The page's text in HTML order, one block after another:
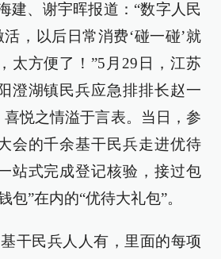
建、谢宇晖报道：“数字人民
活，以后日常消费‘碰一碰’就
太方便了！”5月29日，江苏
澄湖镇民兵应急排排长赵一
喜悦之情溢于言表。当日，参
会的千余基干民兵走进优待
站式完成登记核验，接过包
包”在内的“优待大礼包”。
干民兵人人有，里面的每项